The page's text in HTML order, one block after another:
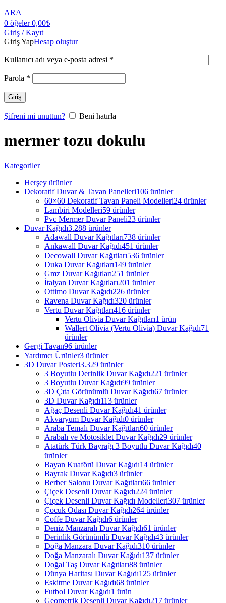
ARA
0 öğeler 0,00₺
Giriş / Kayıt
Giriş YapHesap oluştur
Kullanıcı adı veya e-posta adresi *
Parola *
Giriş
Şifreni mi unuttun? Beni hatırla
mermer tozu dokulu
Kategoriler
Herşey ürünler
Dekoratif Duvar & Tavan Panelleri106 ürünler
60×60 Dekoratif Tavan Paneli Modelleri24 ürünler
Lambiri Modelleri59 ürünler
Pvc Mermer Duvar Paneli23 ürünler
Duvar Kağıdı3.288 ürünler
Adawall Duvar Kağıtları738 ürünler
Ankawall Duvar Kağıdı451 ürünler
Decowall Duvar Kağıtları536 ürünler
Duka Duvar Kağıtları149 ürünler
Gmz Duvar Kağıtları251 ürünler
İtalyan Duvar Kağıtları201 ürünler
Ottimo Duvar Kağıdı226 ürünler
Ravena Duvar Kağıdı320 ürünler
Vertu Duvar Kağıtları416 ürünler
Vertu Olivia Duvar Kağıtları1 ürün
Wallert Olivia (Vertu Olivia) Duvar Kağıdı71
ürünler
Gergi Tavan96 ürünler
Yardımcı Ürünler3 ürünler
3D Duvar Posteri3.329 ürünler
3 Boyutlu Derinlik Duvar Kağıdı221 ürünler
3 Boyutlu Duvar Kağıdı99 ürünler
3D Çıta Görünümlü Duvar Kağıdı67 ürünler
3D Duvar Kağıdı113 ürünler
Ağaç Desenli Duvar Kağıdı41 ürünler
Akvaryum Duvar Kağıdı0 ürünler
Araba Temalı Duvar Kağıtları60 ürünler
Arabalı ve Motosiklet Duvar Kağıdı29 ürünler
Atatürk Türk Bayrağı 3 Boyutlu Duvar Kağıdı40
ürünler
Bayan Kuaförü Duvar Kağıdı14 ürünler
Bayrak Duvar Kağıdı3 ürünler
Berber Salonu Duvar Kağıtları66 ürünler
Çiçek Desenli Duvar Kağıdı224 ürünler
Çiçek Desenli Duvar Kağıdı Modelleri307 ürünler
Çocuk Odası Duvar Kağıdı264 ürünler
Coffe Duvar Kağıdı6 ürünler
Deniz Manzaralı Duvar Kağıdı61 ürünler
Derinlik Görünümlü Duvar Kağıdı43 ürünler
Doğa Manzara Duvar Kağıdı310 ürünler
Doğa Manzaralı Duvar Kağıdı137 ürünler
Doğal Taş Duvar Kağıtları88 ürünler
Dünya Haritası Duvar Kağıdı125 ürünler
Eskitme Duvar Kağıdı68 ürünler
Futbol Duvar Kağıdı1 ürün
Geometrik Desenli Duvar Kağıdı217 ürünler